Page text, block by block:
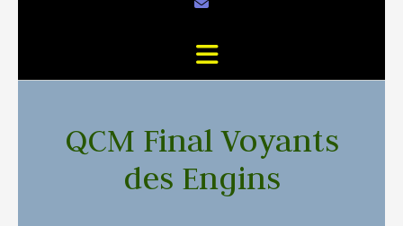
QCM Final Voyants
des Engins